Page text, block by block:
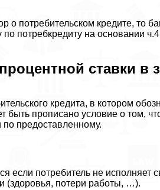
о потребительском кредите, то
по потребкредиту на основании
ставки в
кредита, в котором
быть прописано условие о том,
по предоставленному.
если потребитель не
(здоровья, потери работы, …).